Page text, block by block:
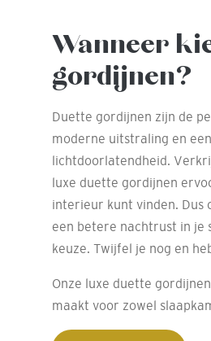
Wanneer
gordijnen?
Duette gordijnen zijn de
moderne uitstraling en
lichtdoorlatendheid.
luxe duette gordijnen
interieur kunt vinden. Dus
een betere nachtrust in je
keuze. Twijfel je nog en
Onze luxe duette
maakt voor zowel